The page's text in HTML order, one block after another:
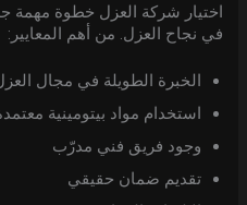
اختيار شركة العزل خطوة مهمة
في نجاح العزل. من أهم المعايير:
الخبرة الطويلة في مجال
استخدام مواد بيتومينية
وجود فريق فني مدرّب
تقديم ضمان حقيقي